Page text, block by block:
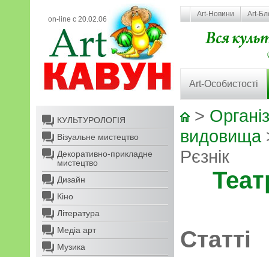
on-line с 20.02.06
Art-Новини Art-
Art-Особистості
КУЛЬТУРОЛОГІЯ
Візуальне мистецтво
Декоративно-прикладне
мистецтво
Дизайн
Кіно
Література
Медіа арт
Музика
>
видовища
Рєзнік
Статті